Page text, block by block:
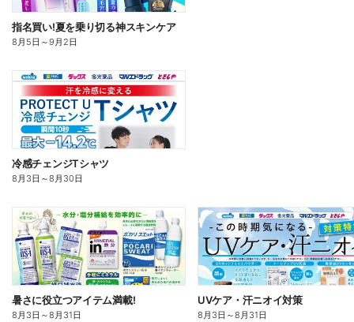
指名買い!夏を乗り切る神スキンケア
8月5日 ～9月2日
冷感チェンジTシャツ
8月3日 ～8月30日
暑さに役立つアイテム満載!
8月3日 ～8月31日
UVケア・汗ニオイ対策
8月3日 ～8月31日